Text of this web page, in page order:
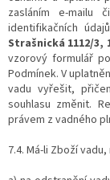
zasláním e-mailu
identifikačních
Strašnická 1112/3,
vzorový formulář
Podmínek. V
vadu vyřešit,
souhlasu změnit.
právem z vadného
7.4. Má-li Zboží